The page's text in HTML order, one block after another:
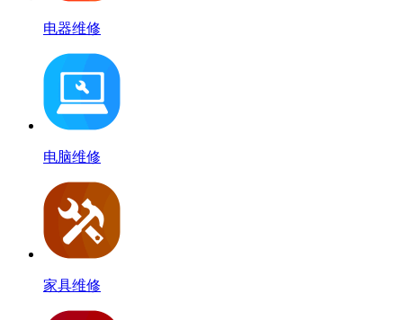
电器维修
电脑维修
家具维修